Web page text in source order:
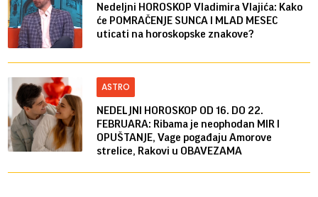
Nedeljni HOROSKOP Vladimira Vlajića: Kako
će POMRAČENJE SUNCA I MLAD MESEC
uticati na horoskopske znakove?
ASTRO
NEDELJNI HOROSKOP OD 16. DO 22.
FEBRUARA: Ribama je neophodan MIR I
OPUŠTANJE, Vage pogađaju Amorove
strelice, Rakovi u OBAVEZAMA